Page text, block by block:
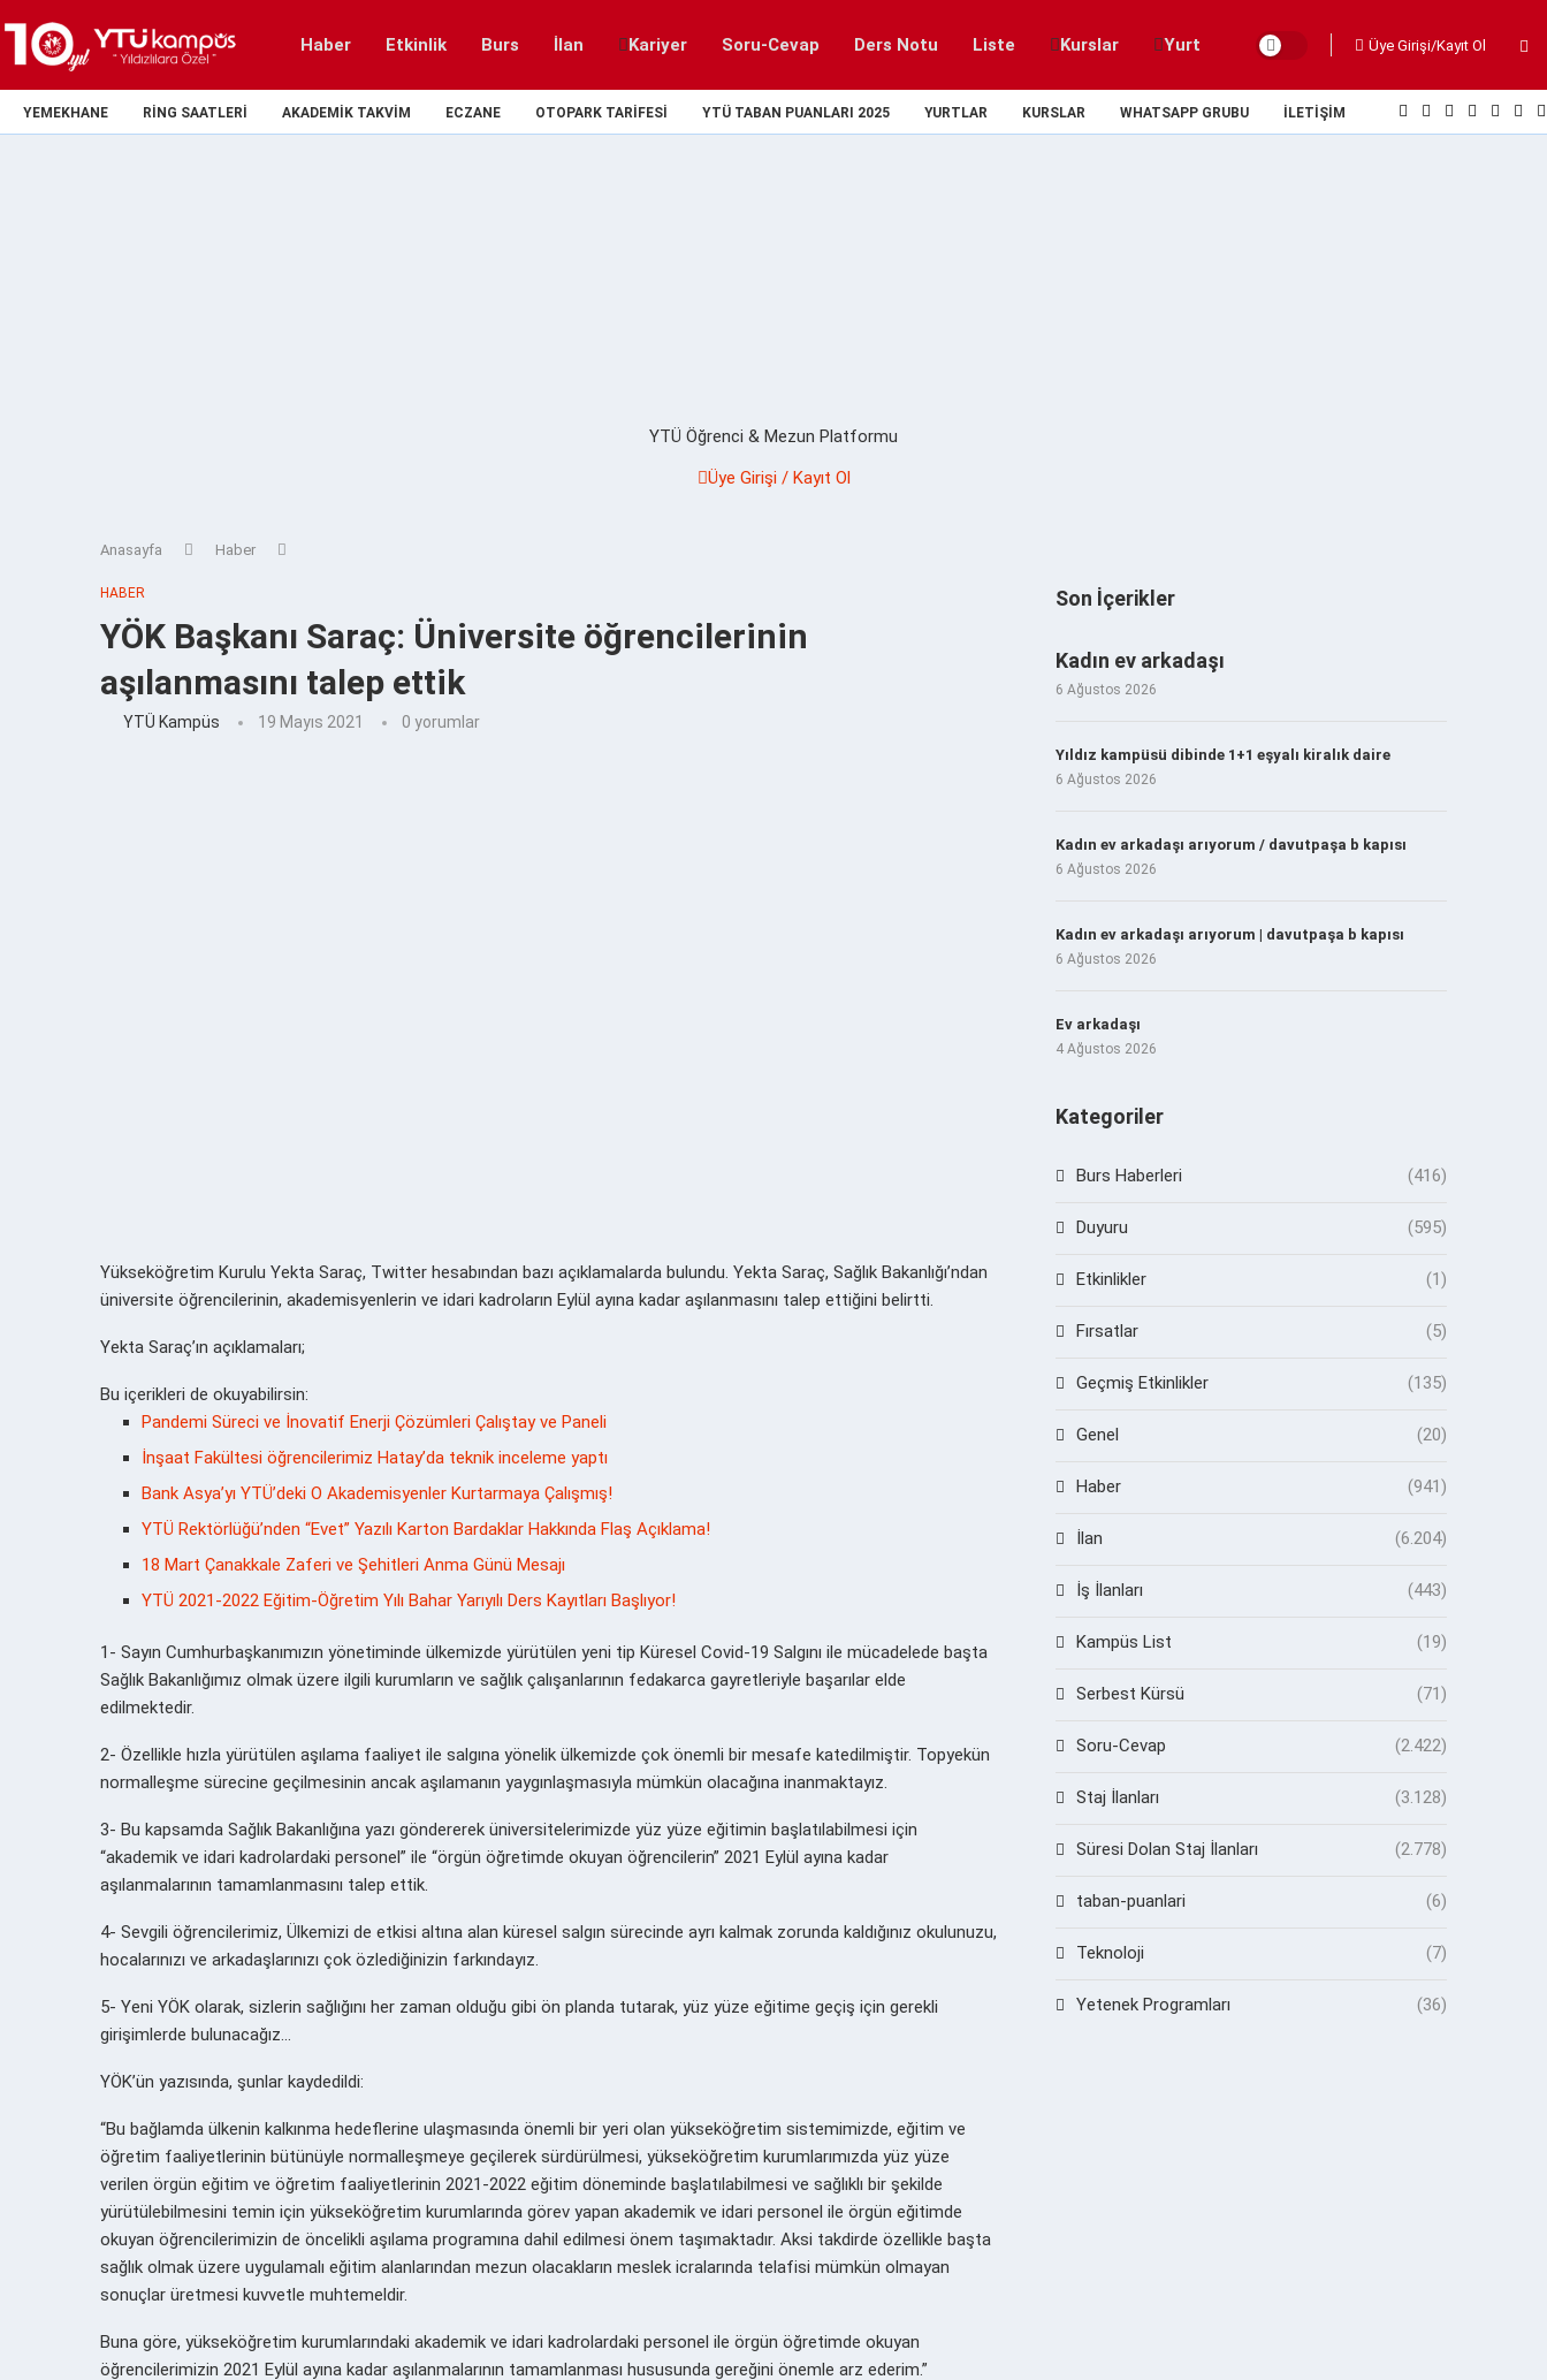
Haber Etkinlik Burs İlan Kariyer Soru-Cevap Ders Notu Liste Kurslar Yurt Üye Girişi/Kayıt Ol
YEMEKHANE RING SAATLERI AKADEMIK TAKVIM ECZANE OTOPARK TARIFESI YTÜ TABAN PUANLARI 2025 YURTLAR KURSLAR WHATSAPP GRUBU İLETIŞIM
YTÜ Öğrenci & Mezun Platformu
Üye Girişi / Kayıt Ol
Anasayfa Haber
HABER
YÖK Başkanı Saraç: Üniversite öğrencilerinin
aşılanmasını talep ettik
YTÜ Kampüs 19 Mayıs 2021 0 yorumlar
Yükseköğretim Kurulu Yekta Saraç, Twitter hesabından bazı açıklamalarda bulundu. Yekta Saraç, Sağlık Bakanlığı’ndan
üniversite öğrencilerinin, akademisyenlerin ve idari kadroların Eylül ayına kadar aşılanmasını talep ettiğini belirtti.
Yekta Saraç’ın açıklamaları;
Bu içerikleri de okuyabilirsin:
Pandemi Süreci ve İnovatif Enerji Çözümleri Çalıştay ve Paneli
İnşaat Fakültesi öğrencilerimiz Hatay’da teknik inceleme yaptı
Bank Asya’yı YTÜ’deki O Akademisyenler Kurtarmaya Çalışmış!
YTÜ Rektörlüğü’nden “Evet” Yazılı Karton Bardaklar Hakkında Flaş Açıklama!
18 Mart Çanakkale Zaferi ve Şehitleri Anma Günü Mesajı
YTÜ 2021-2022 Eğitim-Öğretim Yılı Bahar Yarıyılı Ders Kayıtları Başlıyor!
1- Sayın Cumhurbaşkanımızın yönetiminde ülkemizde yürütülen yeni tip Küresel Covid-19 Salgını ile mücadelede başta
Sağlık Bakanlığımız olmak üzere ilgili kurumların ve sağlık çalışanlarının fedakarca gayretleriyle başarılar elde
edilmektedir.
2- Özellikle hızla yürütülen aşılama faaliyet ile salgına yönelik ülkemizde çok önemli bir mesafe katedilmiştir. Topyekün
normalleşme sürecine geçilmesinin ancak aşılamanın yaygınlaşmasıyla mümkün olacağına inanmaktayız.
3- Bu kapsamda Sağlık Bakanlığına yazı göndererek üniversitelerimizde yüz yüze eğitimin başlatılabilmesi için
“akademik ve idari kadrolardaki personel” ile “örgün öğretimde okuyan öğrencilerin” 2021 Eylül ayına kadar
aşılanmalarının tamamlanmasını talep ettik.
4- Sevgili öğrencilerimiz, Ülkemizi de etkisi altına alan küresel salgın sürecinde ayrı kalmak zorunda kaldığınız okulunuzu,
hocalarınızı ve arkadaşlarınızı çok özlediğinizin farkındayız.
5- Yeni YÖK olarak, sizlerin sağlığını her zaman olduğu gibi ön planda tutarak, yüz yüze eğitime geçiş için gerekli
girişimlerde bulunacağız…
YÖK’ün yazısında, şunlar kaydedildi:
“Bu bağlamda ülkenin kalkınma hedeflerine ulaşmasında önemli bir yeri olan yükseköğretim sistemimizde, eğitim ve
öğretim faaliyetlerinin bütünüyle normalleşmeye geçilerek sürdürülmesi, yükseköğretim kurumlarımızda yüz yüze
verilen örgün eğitim ve öğretim faaliyetlerinin 2021-2022 eğitim döneminde başlatılabilmesi ve sağlıklı bir şekilde
yürütülebilmesini temin için yükseköğretim kurumlarında görev yapan akademik ve idari personel ile örgün eğitimde
okuyan öğrencilerimizin de öncelikli aşılama programına dahil edilmesi önem taşımaktadır. Aksi takdirde özellikle başta
sağlık olmak üzere uygulamalı eğitim alanlarından mezun olacakların meslek icralarında telafisi mümkün olmayan
sonuçlar üretmesi kuvvetle muhtemeldir.
Buna göre, yükseköğretim kurumlarındaki akademik ve idari kadrolardaki personel ile örgün öğretimde okuyan
öğrencilerimizin 2021 Eylül ayına kadar aşılanmalarının tamamlanması hususunda gereğini önemle arz ederim.”
Son İçerikler
Kadın ev arkadaşı
6 Ağustos 2026
Yıldız kampüsü dibinde 1+1 eşyalı kiralık daire
6 Ağustos 2026
Kadın ev arkadaşı arıyorum / davutpaşa b kapısı
6 Ağustos 2026
Kadın ev arkadaşı arıyorum | davutpaşa b kapısı
6 Ağustos 2026
Ev arkadaşı
4 Ağustos 2026
Kategoriler
Burs Haberleri (416)
Duyuru (595)
Etkinlikler (1)
Fırsatlar (5)
Geçmiş Etkinlikler (135)
Genel (20)
Haber (941)
İlan (6.204)
İş İlanları (443)
Kampüs List (19)
Serbest Kürsü (71)
Soru-Cevap (2.422)
Staj İlanları (3.128)
Süresi Dolan Staj İlanları (2.778)
taban-puanlari (6)
Teknoloji (7)
Yetenek Programları (36)